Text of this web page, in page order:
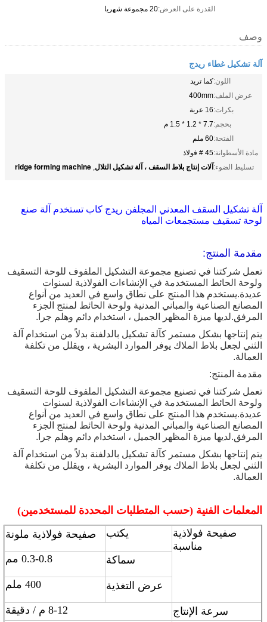
القدرة على العرض:20 مجموعة شهريا
وصف
آلة تشكيل غطاء ريدج
اللون:كما تريد
عرض الملف:400mm
بكرات:16 عربة
بحجم:7.7 * 1.2 * 1.5 م
الفتحة:60 ملم
مادة الأسطوانة:45 # فولاذ
تسليط الضوء:آلات إنتاج بلاط السقف ، آلة تشكيل التلال,
ridge forming machine
آلة تشكيل السقف المعدني المجلفن ريدج كاب تستخدم آلة صنع
لوحة تسقيف مستجمعات المياه
مقدمة المنتج:
تعمل شركتنا في تصنيع مجموعة التشكيل الملفوف للوحة التسقيف
ولوحة الحائط المستخدمة في الإنشاءات الفولاذية لسنوات
عديدة.يستخدم هذا المنتج على نطاق واسع في العديد من أنواع
المصانع الصناعية والمباني المدنية ولوحة الحائط لمنتج الجزء
المرفق.لديها ميزة المظهر الجميل ، استخدام دائم وهلم جرا.
يتم إنتاجها بشكل مستمر كآلة تشكيل بالدلفنة بدلاً من استخدام آلة
الثني لجعل بلاط الملاك يوفر الموارد البشرية ، ويقلل من تكلفة
العمالة.
مقدمة المنتج:
تعمل شركتنا في تصنيع مجموعة التشكيل الملفوف للوحة التسقيف
ولوحة الحائط المستخدمة في الإنشاءات الفولاذية لسنوات
عديدة.يستخدم هذا المنتج على نطاق واسع في العديد من أنواع
المصانع الصناعية والمباني المدنية ولوحة الحائط لمنتج الجزء
المرفق.لديها ميزة المظهر الجميل ، استخدام دائم وهلم جرا.
يتم إنتاجها بشكل مستمر كآلة تشكيل بالدلفنة بدلاً من استخدام آلة
الثني لجعل بلاط الملاك يوفر الموارد البشرية ، ويقلل من تكلفة
العمالة.
المعلمات الفنية (حسب المتطلبات المحددة للمستخدمين)
صفيحة فولاذية
مناسبة
يكتب صفيحة فولاذية ملونة
سماكة 0.3-0.8 مم
عرض التغذية 400 ملم
سرعة الإنتاج
8-12 م / دقيقة